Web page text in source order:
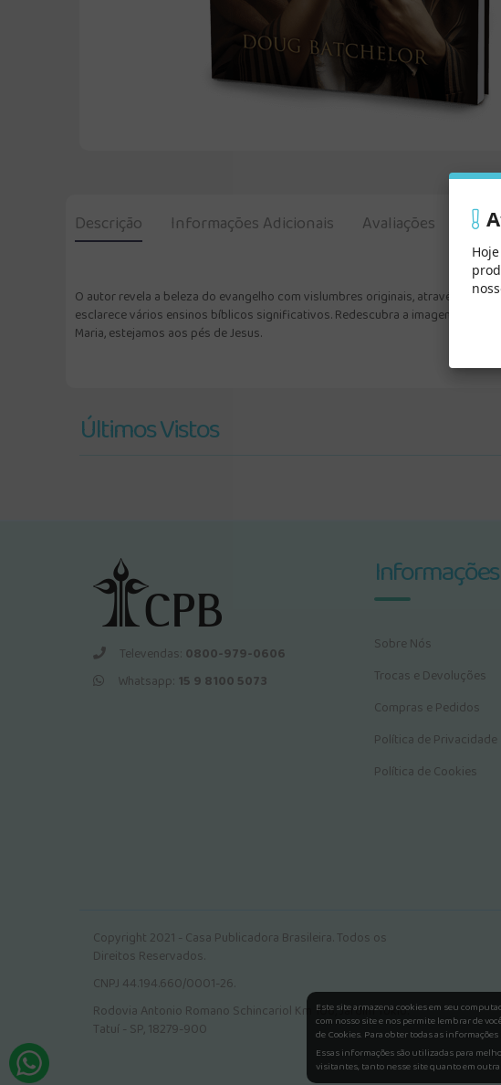
Descrição Informações Adicionais Avaliações
O autor revela a beleza do evangelho com vislumbres originais, através dos
esclarece vários ensinos bíblicos significativos. Redescubra a imagem de
Maria, estejamos aos pés de Jesus.
Últimos Vistos
Televendas: 0800-979-0606
Whatsapp: 15 9 8100 5073
Informações
Sobre Nós
Trocas e Devoluções
Compras e Pedidos
Política de Privacidade
Política de Cookies
Copyright 2021 - Casa Publicadora Brasileira. Todos os
Direitos Reservados.
CNPJ 44.194.660/0001-26.
Rodovia Antonio Romano Schincariol Km 106, Jardim Tokio.
Tatuí - SP, 18279-900
Este site armazena cookies em seu
com nosso site e nos permite lembrar de
de Cookies. Para obter todas as informações
Essas informações são utilizadas para
visitantes, tanto nesse site quanto em